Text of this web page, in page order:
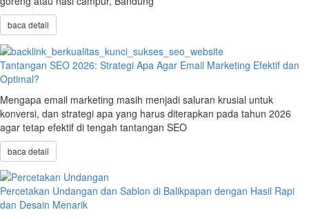
baca detail
Tantangan SEO 2026: Strategi Apa Agar Email Marketing Efektif dan
Optimal?
Mengapa email marketing masih menjadi saluran krusial untuk
konversi, dan strategi apa yang harus diterapkan pada tahun 2026
agar tetap efektif di tengah tantangan SEO
baca detail
Percetakan Undangan dan Sablon di Balikpapan dengan Hasil Rapi
dan Desain Menarik